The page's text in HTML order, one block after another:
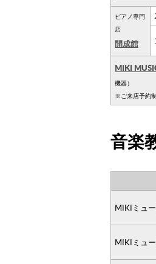
ピアノ専門
店
開成館
MIKI
機器）
※ご来店予約
音楽
MIKIミュ
MIKIミュ